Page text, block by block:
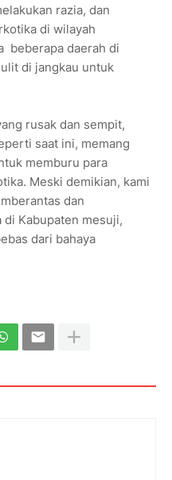
razia, dan
di wilayah
beberapa daerah di
di jangkau untuk
rusak dan sempit,
saat ini, memang
memburu para
Meski demikian, kami
dan
Kabupaten mesuji,
dari bahaya